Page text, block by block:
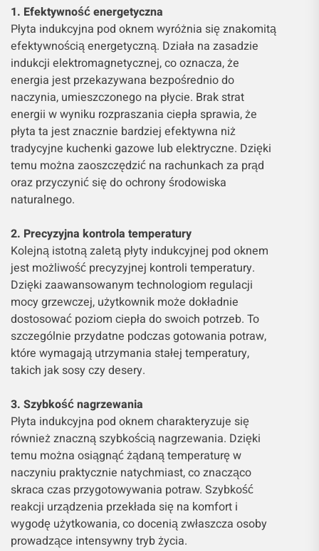
1. Efektywność energetyczna
Płyta indukcyjna pod oknem wyróżnia się znakomitą
efektywnością energetyczną. Działa na zasadzie
indukcji elektromagnetycznej, co oznacza, że
energia jest przekazywana bezpośrednio do
naczynia, umieszczonego na płycie. Brak strat
energii w wyniku rozpraszania ciepła sprawia, że
płyta ta jest znacznie bardziej efektywna niż
tradycyjne kuchenki gazowe lub elektryczne. Dzięki
temu można zaoszczędzić na rachunkach za prąd
oraz przyczynić się do ochrony środowiska
naturalnego.
2. Precyzyjna kontrola temperatury
Kolejną istotną zaletą płyty indukcyjnej pod oknem
jest możliwość precyzyjnej kontroli temperatury.
Dzięki zaawansowanym technologiom regulacji
mocy grzewczej, użytkownik może dokładnie
dostosować poziom ciepła do swoich potrzeb. To
szczególnie przydatne podczas gotowania potraw,
które wymagają utrzymania stałej temperatury,
takich jak sosy czy desery.
3. Szybkość nagrzewania
Płyta indukcyjna pod oknem charakteryzuje się
również znaczną szybkością nagrzewania. Dzięki
temu można osiągnąć żądaną temperaturę w
naczyniu praktycznie natychmiast, co znacząco
skraca czas przygotowywania potraw. Szybkość
reakcji urządzenia przekłada się na komfort i
wygodę użytkowania, co docenią zwłaszcza osoby
prowadzące intensywny tryb życia.